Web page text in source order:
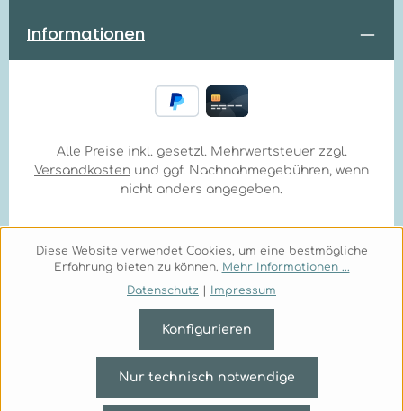
Informationen
Alle Preise inkl. gesetzl. Mehrwertsteuer zzgl.
Versandkosten und ggf. Nachnahmegebühren, wenn
nicht anders angegeben.
Diese Website verwendet Cookies, um eine bestmögliche
Erfahrung bieten zu können. Mehr Informationen ...
Datenschutz
Impressum
Nur technisch notwendige
Konfigurieren